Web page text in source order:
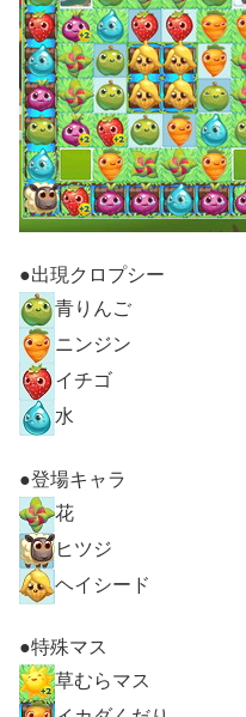
●出現クロプシー
青りんご
ニンジン
イチゴ
水
●登場キャラ
花
ヒツジ
ヘイシード
●特殊マス
草むらマス